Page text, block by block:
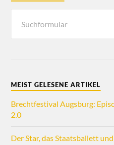
MEIST GELESENE ARTIKEL
Brechtfestival Augsburg:
2.0
Der Star, das Staatsballett